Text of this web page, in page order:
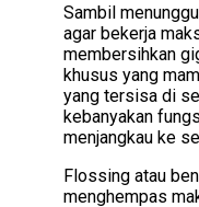
Sambil
agar bekerja
membersihkan
khusus yang
yang tersisa di
kebanyakan
menjangkau ke
Flossing atau
menghempas